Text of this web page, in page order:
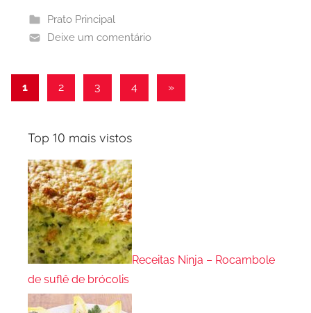
Prato Principal
Deixe um comentário
Paginação
posts
1 2 3 4
Post
seguinte
»
Top 10 mais vistos
Receitas Ninja – Rocambole
de suflê de brócolis